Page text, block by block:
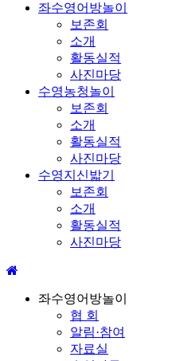
좌수영어방놀이
보존회
소개
활동실적
사진마당
수영농청놀이
보존회
소개
활동실적
사진마당
수영지신밟기
보존회
소개
활동실적
사진마당
좌수영어방놀이
협 회
알림·참여
자료실